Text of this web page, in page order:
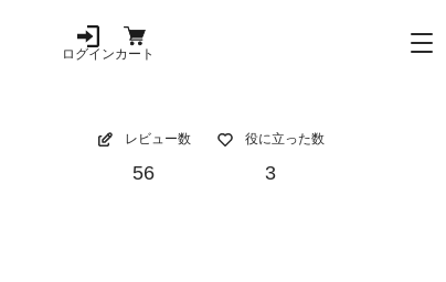
ログインカート
レビュー数
56
役に立った数
3